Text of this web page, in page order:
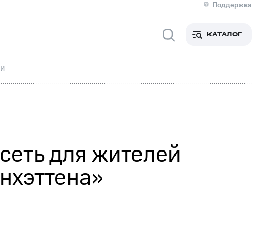
Поддержка
Медиа-центр
КонтактыНовости в регионе
Контроль и аудитРынок акций
КАТАЛОГ
для жителей